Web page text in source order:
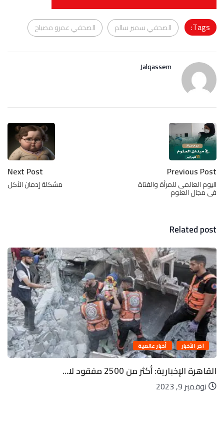
Tags: الصحفي سمير سالم الصحفي عمرو مصباح
Jalqassem
Previous Post
اليوم العالمى للمرأة والفتاة
فى مجال العلوم
Next Post
مشكلة إدمان الأكل
Related post
أخبار عالمية
العالمى لذوى الإعاقة السمعية
مارس 5, 2023